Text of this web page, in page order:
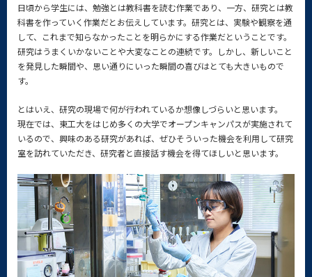
日頃から学生には、勉強とは教科書を読む作業であり、一方、研究とは教
科書を作っていく作業だとお伝えしています。研究とは、実験や観察を通
して、これまで知らなかったことを明らかにする作業だということです。
研究はうまくいかないことや大変なことの連続です。しかし、新しいこと
を発見した瞬間や、思い通りにいった瞬間の喜びはとても大きいもので
す。
とはいえ、研究の現場で何が行われているか想像しづらいと思います。
現在では、東工大をはじめ多くの大学でオープンキャンパスが実施されて
いるので、興味のある研究があれば、ぜひそういった機会を利用して研究
室を訪れていただき、研究者と直接話す機会を得てほしいと思います。